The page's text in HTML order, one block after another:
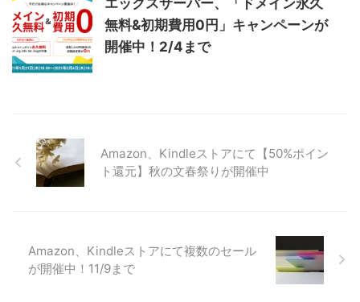
無料&初期費用0円」キャンペーンが
開催中！2/4まで
Amazon、Kindleストアにて【50%ポイン
ト還元】秋の文春祭りが開催中
Amazon、Kindleストアにて複数のセール
が開催中！11/9まで